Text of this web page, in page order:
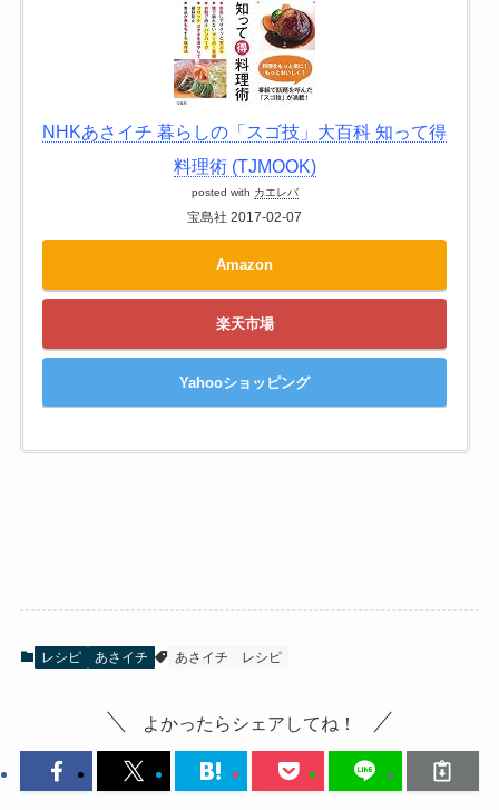
NHKあさイチ 暮らしの「スゴ技」大百科 知って得
料理術 (TJMOOK)
posted with カエレバ
宝島社 2017-02-07
Amazon
楽天市場
Yahooショッピング
レシピ あさイチ あさイチ レシピ
よかったらシェアしてね！